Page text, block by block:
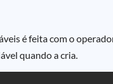
é feita com o
quando a cria.